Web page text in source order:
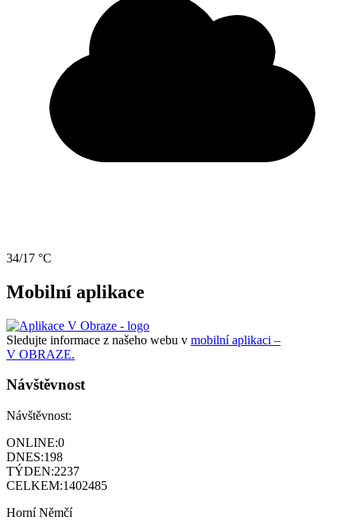
34/17 °C
Mobilní aplikace
Sledujte informace z našeho webu v mobilní aplikaci –
V OBRAZE.
Návštěvnost
Návštěvnost:
ONLINE:0
DNES:198
TÝDEN:2237
CELKEM:1402485
Horní Němčí